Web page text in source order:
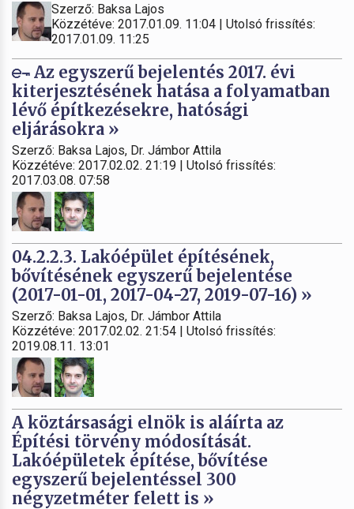
Szerző: Baksa Lajos
Közzétéve: 2017.01.09. 11:04 | Utolsó frissítés:
2017.01.09. 11:25
Az egyszerű bejelentés 2017. évi
kiterjesztésének hatása a folyamatban
lévő építkezésekre, hatósági
eljárásokra »
Szerző: Baksa Lajos, Dr. Jámbor Attila
Közzétéve: 2017.02.02. 21:19 | Utolsó frissítés:
2017.03.08. 07:58
04.2.2.3. Lakóépület építésének,
bővítésének egyszerű bejelentése
(2017-01-01, 2017-04-27, 2019-07-16) »
Szerző: Baksa Lajos, Dr. Jámbor Attila
Közzétéve: 2017.02.02. 21:54 | Utolsó frissítés:
2019.08.11. 13:01
A köztársasági elnök is aláírta az
Építési törvény módosítását.
Lakóépületek építése, bővítése
egyszerű bejelentéssel 300
négyzetméter felett is »